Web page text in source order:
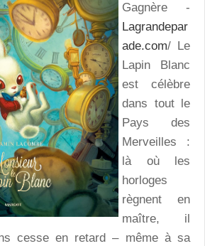
Gagnère -
Lagrandepar
ade.com/ Le
Lapin Blanc
est célèbre
dans tout le
Pays des
Merveilles :
là où les
horloges
règnent en
maître, il
cesse en retard – même à sa